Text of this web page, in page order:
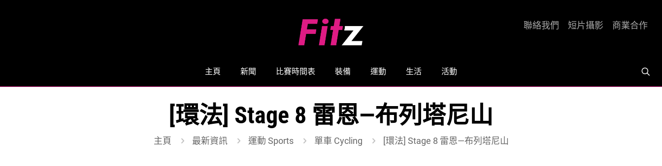
主頁 新聞 比賽時間表 裝備 運動 生活 活動
聯絡我們 短片攝影 商業合作
[環法] Stage 8 雷恩—布列塔尼山
主頁 最新資訊 運動 Sports 單車 Cycling [環法] Stage 8 雷恩—布列塔尼山